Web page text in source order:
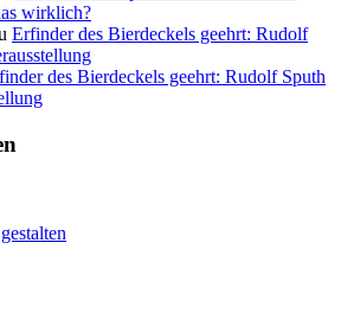
wirklich?
Erfinder des Bierdeckels geehrt: Rudolf
des Bierdeckels geehrt: Rudolf Sputh